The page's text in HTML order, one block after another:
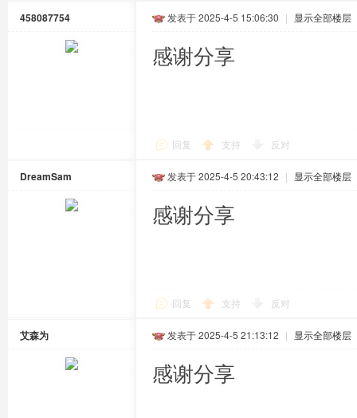
458087754 发表于 2025-4-5 15:06:30 | 显示全部楼层
感谢分享
回复 支持 反对
DreamSam 发表于 2025-4-5 20:43:12 | 显示全部楼层
感谢分享
回复 支持 反对
艾森为 发表于 2025-4-5 21:13:12 | 显示全部楼层
感谢分享